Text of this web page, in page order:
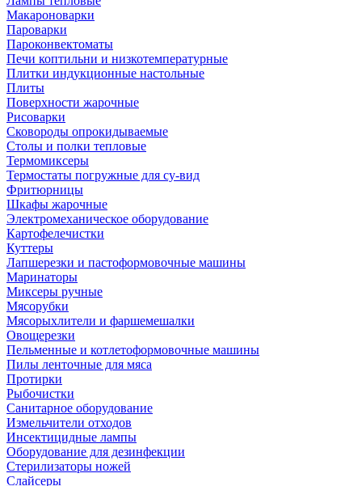
Макароноварки
Пароварки
Пароконвектоматы
Печи коптильни и низкотемпературные
Плитки индукционные настольные
Плиты
Поверхности жарочные
Рисоварки
Сковороды опрокидываемые
Столы и полки тепловые
Термомиксеры
Термостаты погружные для су-вид
Фритюрницы
Шкафы жарочные
Электромеханическое оборудование
Картофелечистки
Куттеры
Лапшерезки и пастоформовочные машины
Маринаторы
Миксеры ручные
Мясорубки
Мясорыхлители и фаршемешалки
Овощерезки
Пельменные и котлетоформовочные машины
Пилы ленточные для мяса
Протирки
Рыбочистки
Санитарное оборудование
Измельчители отходов
Инсектицидные лампы
Оборудование для дезинфекции
Стерилизаторы ножей
Слайсеры